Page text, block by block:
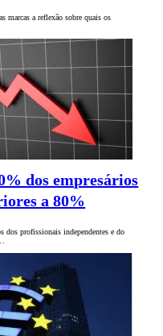
marcas a reflexão sobre quais os
dos empresários
a 80%
dos profissionais independentes e do